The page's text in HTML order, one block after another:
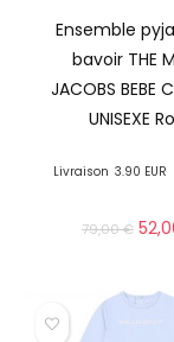
Ensemble
bavoir THE
JACOBS BEBE
UNISEXE
Livraison 3.90 EUR
79,00€